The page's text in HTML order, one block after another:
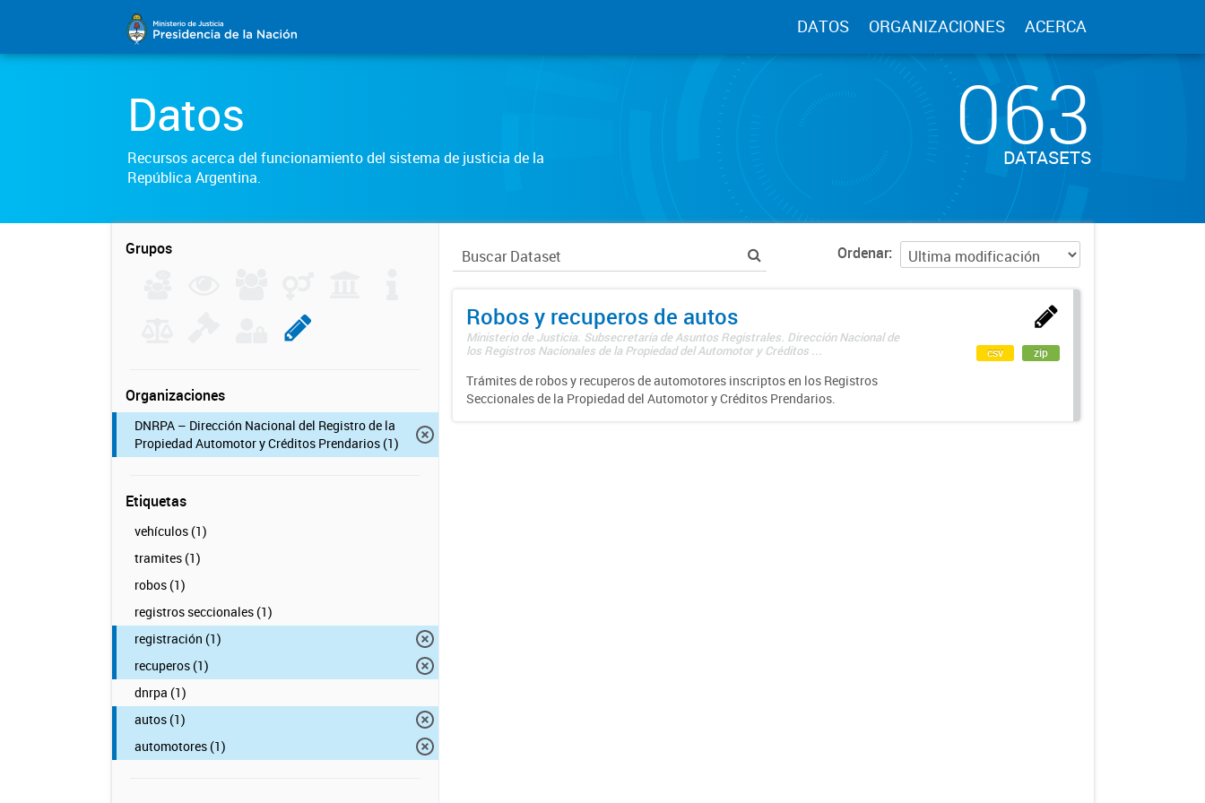
DATOS ORGANIZACIONES ACERCA
Datos
Recursos acerca del funcionamiento del sistema de justicia de la
República Argentina.
063
DATASETS
Grupos
Organizaciones
DNRPA – Dirección Nacional del Registro de la
Propiedad Automotor y Créditos Prendarios (1)
Etiquetas
vehículos (1)
tramites (1)
robos (1)
registros seccionales (1)
registración (1)
recuperos (1)
dnrpa (1)
autos (1)
automotores (1)
Ordenar
Robos y recuperos de autos
Ministerio de Justicia. Subsecretaría de Asuntos Registrales. Dirección Nacional de
los Registros Nacionales de la Propiedad del Automotor y Créditos ...
Trámites de robos y recuperos de automotores inscriptos en los Registros
Seccionales de la Propiedad del Automotor y Créditos Prendarios.
csv zip